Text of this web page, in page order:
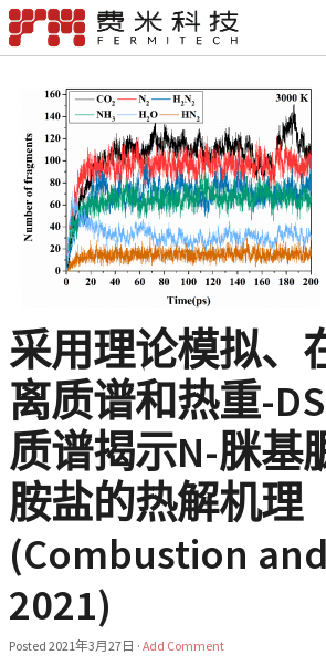
采用理论模拟、
离质谱和热重-
质谱揭示N-脒基
胺盐的热解机理
(Combustion
2021)
Posted 2021年3月27日 · Add Comment